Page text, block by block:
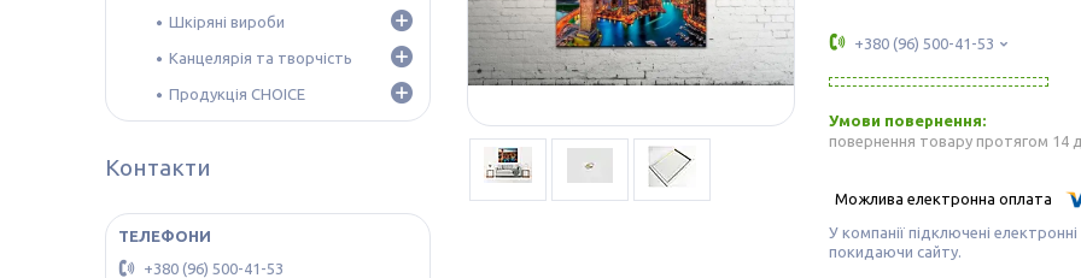
+380 (96) 500-41-53
повернення товару протягом 14
У компанії підключені
покидаючи сайту.
Шкіряні вироби
Канцелярія та творчість
Продукція CHOICE
Контакти
+380 (96) 500-41-53